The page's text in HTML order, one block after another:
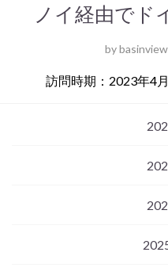
ノイ経由でド
by
訪問時期：2023年4